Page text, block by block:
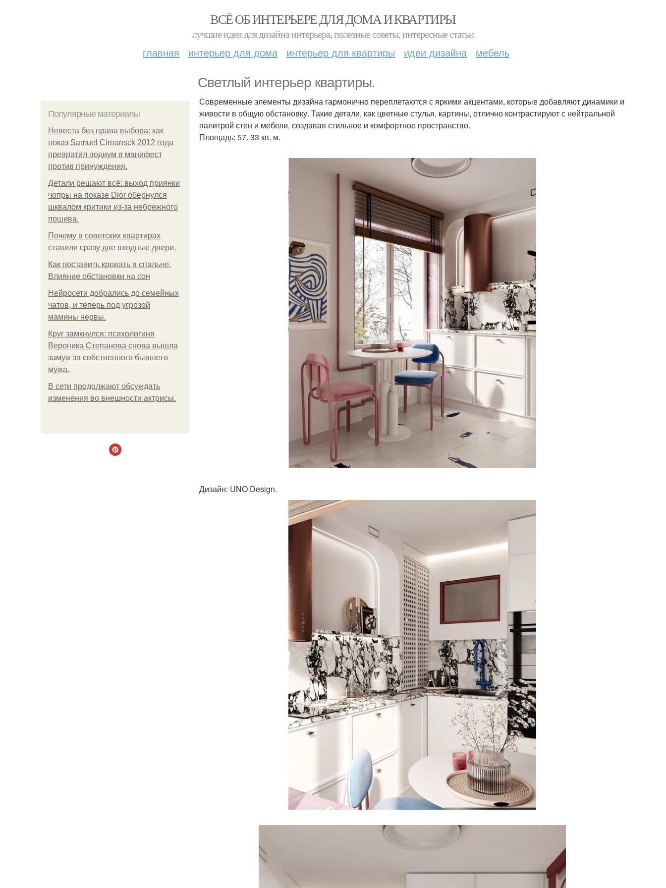
ВСЁ ОБ ИНТЕРЬЕРЕ ДЛЯ ДОМА И КВАРТИРЫ
лучшие идеи для дизайна интерьера, полезные советы, интересные статьи
главная интерьер для дома интерьер для квартиры идеи дизайна мебель
Светлый интерьер квартиры.
Популярные материалы
Невеста без права выбора: как
показ Samuel Cirnansck 2012 года
превратил подиум в манифест
против принуждения.
Детали решают всё: выход приянки
чопры на показе Dior обернулся
шквалом критики из-за небрежного
пошива.
Почему в советских квартирах
ставили сразу две входные двери.
Как поставить кровать в спальне.
Влияние обстановки на сон
Нейросети добрались до семейных
чатов, и теперь под угрозой
мамины нервы.
Круг замкнулся: психологиня
Вероника Степанова снова вышла
замуж за собственного бывшего
мужа.
В сети продолжают обсуждать
изменения во внешности актрисы.
Современные элементы дизайна гармонично переплетаются с яркими акцентами, которые добавляют динамики и
живости в общую обстановку. Такие детали, как цветные стулья, картины, отлично контрастируют с нейтральной
палитрой стен и мебели, создавая стильное и комфортное пространство.
Площадь: 57. 33 кв. м.
Дизайн: UNO Design.